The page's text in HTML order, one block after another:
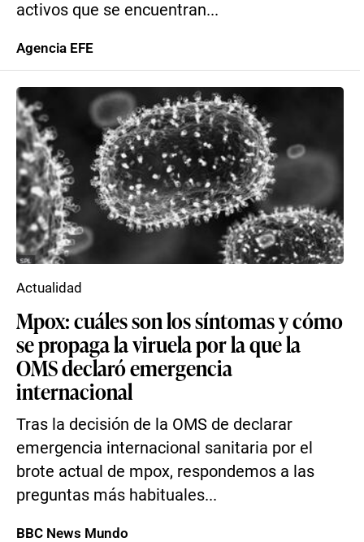
activos que se encuentran...
Agencia EFE
Mpox: cuáles son los síntomas y cómo
se propaga la viruela por la que la
OMS declaró emergencia
internacional
Tras la decisión de la OMS de declarar
emergencia internacional sanitaria por el
brote actual de mpox, respondemos a las
preguntas más habituales...
Actualidad
BBC News Mundo